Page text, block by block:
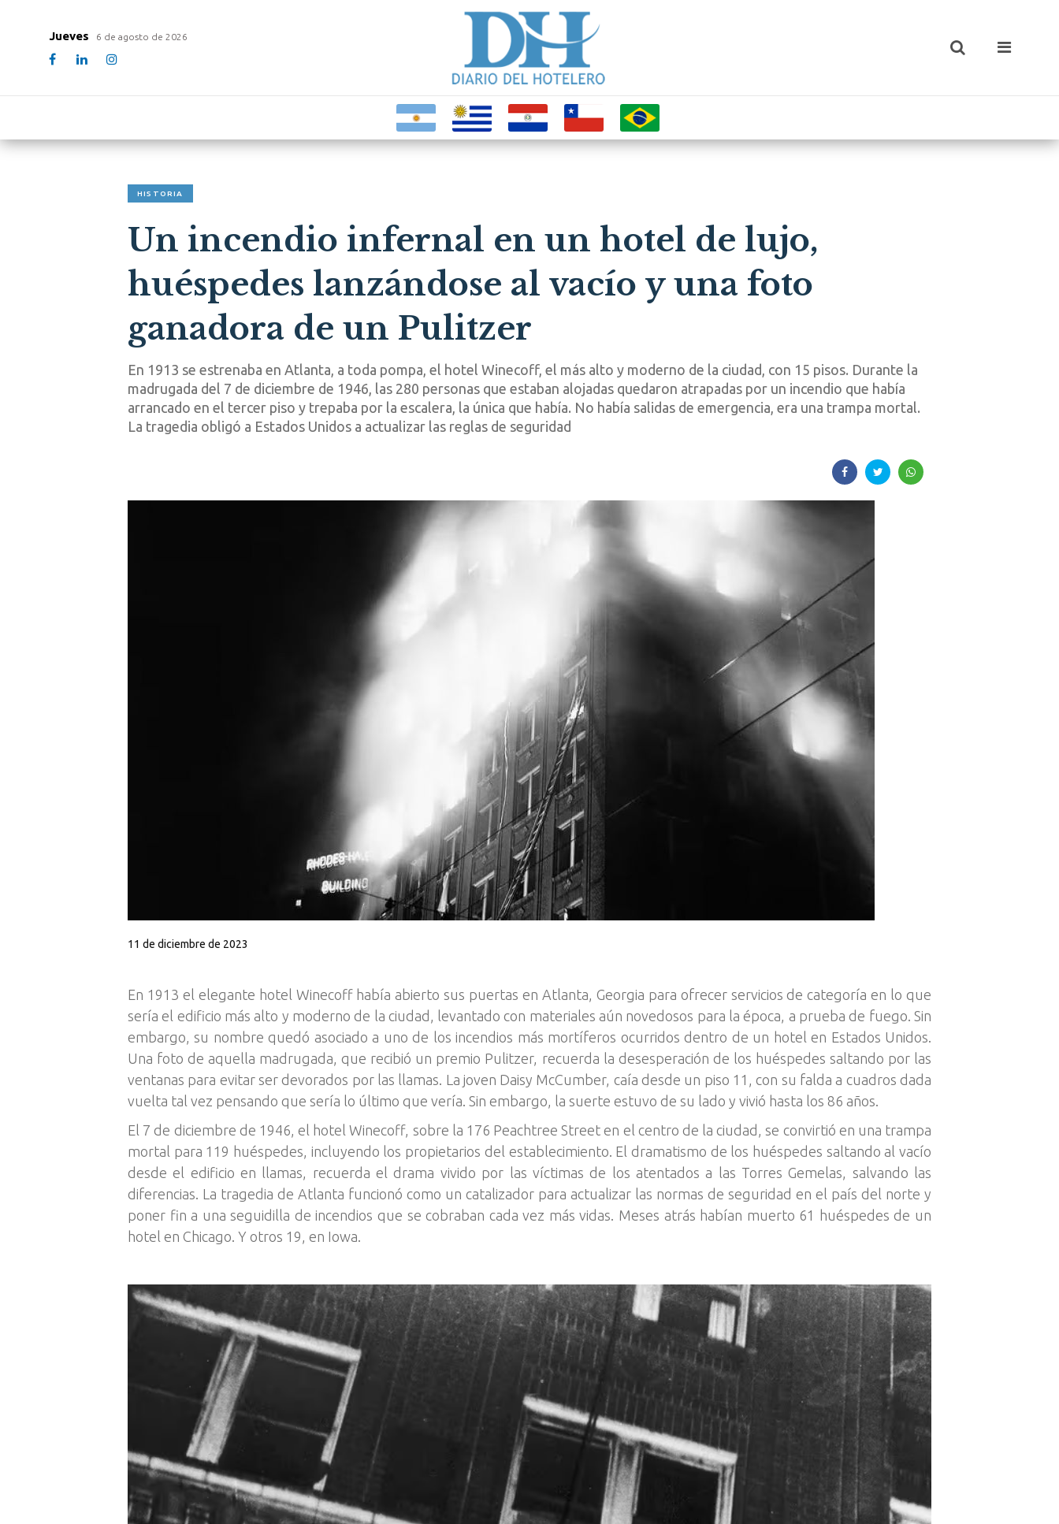
Jueves 6 de agosto de 2026
HISTORIA
Un incendio infernal en un hotel de lujo,
huéspedes lanzándose al vacío y una foto
ganadora de un Pulitzer
En 1913 se estrenaba en Atlanta, a toda pompa, el hotel Winecoff, el más alto y moderno de la ciudad, con 15 pisos. Durante la
madrugada del 7 de diciembre de 1946, las 280 personas que estaban alojadas quedaron atrapadas por un incendio que había
arrancado en el tercer piso y trepaba por la escalera, la única que había. No había salidas de emergencia, era una trampa mortal.
La tragedia obligó a Estados Unidos a actualizar las reglas de seguridad
11 de diciembre de 2023
En 1913 el elegante hotel Winecoff había abierto sus puertas en Atlanta, Georgia para ofrecer servicios de categoría en lo que
sería el edificio más alto y moderno de la ciudad, levantado con materiales aún novedosos para la época, a prueba de fuego. Sin
embargo, su nombre quedó asociado a uno de los incendios más mortíferos ocurridos dentro de un hotel en Estados Unidos.
Una foto de aquella madrugada, que recibió un premio Pulitzer, recuerda la desesperación de los huéspedes saltando por las
ventanas para evitar ser devorados por las llamas. La joven Daisy McCumber, caía desde un piso 11, con su falda a cuadros dada
vuelta tal vez pensando que sería lo último que vería. Sin embargo, la suerte estuvo de su lado y vivió hasta los 86 años.
El 7 de diciembre de 1946, el hotel Winecoff, sobre la 176 Peachtree Street en el centro de la ciudad, se convirtió en una trampa
mortal para 119 huéspedes, incluyendo los propietarios del establecimiento. El dramatismo de los huéspedes saltando al vacío
desde el edificio en llamas, recuerda el drama vivido por las víctimas de los atentados a las Torres Gemelas, salvando las
diferencias. La tragedia de Atlanta funcionó como un catalizador para actualizar las normas de seguridad en el país del norte y
poner fin a una seguidilla de incendios que se cobraban cada vez más vidas. Meses atrás habían muerto 61 huéspedes de un
hotel en Chicago. Y otros 19, en Iowa.